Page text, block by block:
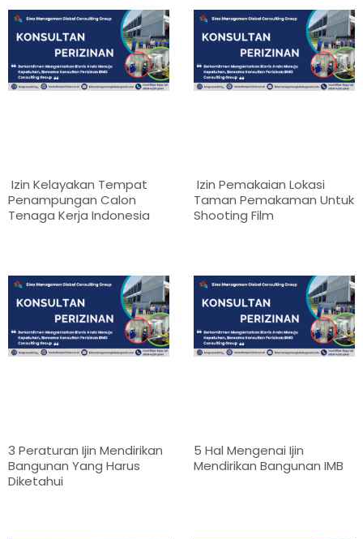
Izin Kelayakan Tempat
Penampungan Calon
Tenaga Kerja Indonesia
Izin Pemakaian Lokasi
Taman Pemakaman Untuk
Shooting Film
3 Peraturan Ijin Mendirikan
Bangunan Yang Harus
Diketahui
5 Hal Mengenai Ijin
Mendirikan Bangunan IMB